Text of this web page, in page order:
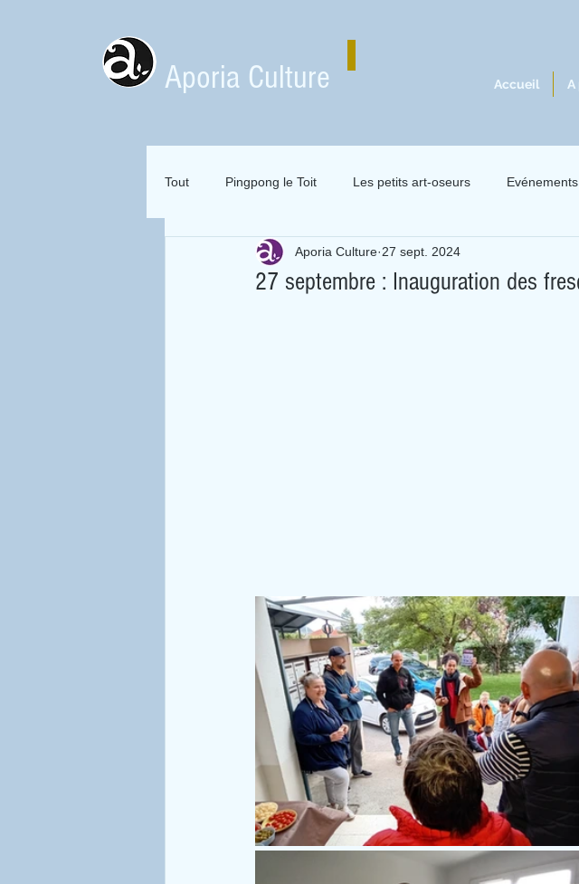
Aporia Culture Accueil A
Tout Pingpong le Toit Les petits art-oseurs Evénements
Zai Zai Zai Zai Attitude Merveilles 2021
27 septembre : Inauguration des
Aporia Culture 27 sept. 2024